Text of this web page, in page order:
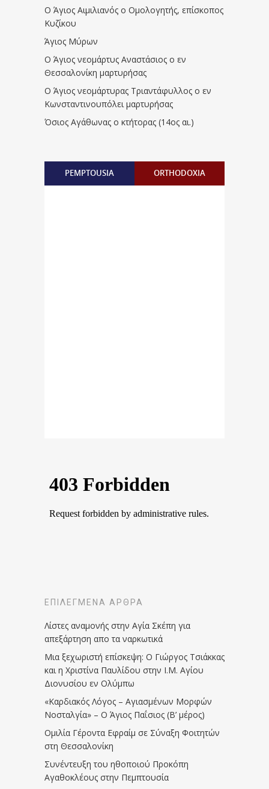
Ο Άγιος Αιμιλιανός ο Ομολογητής, επίσκοπος
Κυζίκου
Άγιος Μύρων
Ο Άγιος νεομάρτυς Αναστάσιος ο εν
Θεσσαλονίκη μαρτυρήσας
Ο Άγιος νεομάρτυρας Τριαντάφυλλος ο εν
Κωνσταντινουπόλει μαρτυρήσας
Όσιος Αγάθωνας ο κτήτορας (14ος αι.)
PEMPTOUSIA ORTHODOXIA
ΕΠΙΛΕΓΜΈΝΑ ΆΡΘΡΑ
Λίστες αναμονής στην Αγία Σκέπη για
απεξάρτηση απο τα ναρκωτικά
Μια ξεχωριστή επίσκεψη: Ο Γιώργος Τσιάκκας
και η Χριστίνα Παυλίδου στην Ι.Μ. Αγίου
Διονυσίου εν Ολύμπω
«Καρδιακός Λόγος – Αγιασμένων Μορφών
Νοσταλγία» – Ο Άγιος Παΐσιος (Β’ μέρος)
Ομιλία Γέροντα Εφραίμ σε Σύναξη Φοιτητών
στη Θεσσαλονίκη
Συνέντευξη του ηθοποιού Προκόπη
Αγαθοκλέους στην Πεμπτουσία